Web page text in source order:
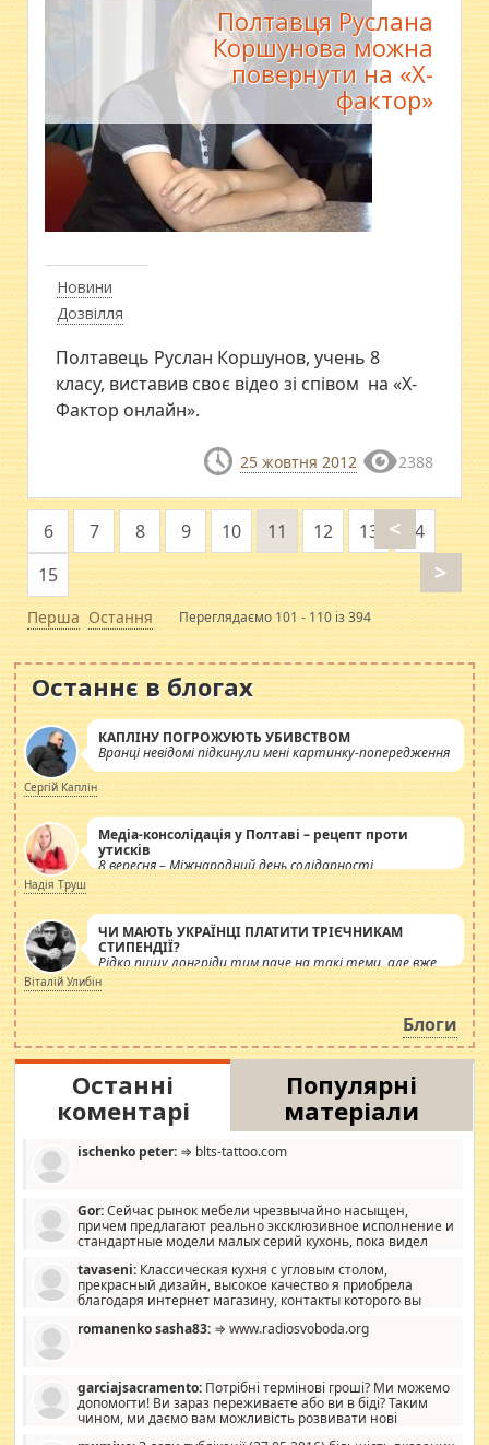
Новини
Дозвілля
Полтавця Руслана
Коршунова можна
повернути на «Х-
фактор»
Полтавець Руслан Коршунов, учень 8
класу, виставив своє відео зі співом на «Х-
Фактор онлайн».
25 жовтня 2012 2388
Перша
<
6 7 8 9 10 11 12 13
14
15
>
Остання Переглядаємо 101 - 110 із 394
Останнє в блогах
КАПЛІНУ ПОГРОЖУЮТЬ УБИВСТВОМ
Вранці невідомі підкинули мені картинку-попередження
Сергій Каплін
Медіа-консолідація у Полтаві – рецепт проти
утисків
8 вересня – Міжнародний день солідарності
журналістів.
Надія Труш
ЧИ МАЮТЬ УКРАЇНЦІ ПЛАТИТИ ТРІЄЧНИКАМ
СТИПЕНДІЇ?
Рідко пишу лонгріди тим паче на такі теми, але вже
просто дістало! Обурюють сьогоднішні інсенуації
навколо стипендіального питання. Штучно
роздувається ще одна соціальна катастрофа.
Віталій Улибін
Блоги
Останні
коментарі
Популярні
матеріали
ischenko peter: ⇒ blts-tattoo.com
Gor:Сейчас рынок мебели чрезвычайно насыщен,
причем предлагают реально эксклюзивное исполнение и
стандартные модели малых серий кухонь, пока видел
стандартные формы, в MebelOk, креативненько и что главное -
со вкусом все в порядке, без ненужных наворотов удорожающих
мебель, а это не последний фактор.
tavaseni: Классическая кухня с угловым столом,
прекрасный дизайн, высокое качество я приобрела
благодаря интернет магазину, контакты которого вы
romanenko sasha83: ⇒ www.radiosvoboda.org
garciajsacramento: Потрібні термінові гроші? Ми можемо
допомогти! Ви зараз переживаєте або ви в біді? Таким
чином, ми даємо вам можливість розвивати нові